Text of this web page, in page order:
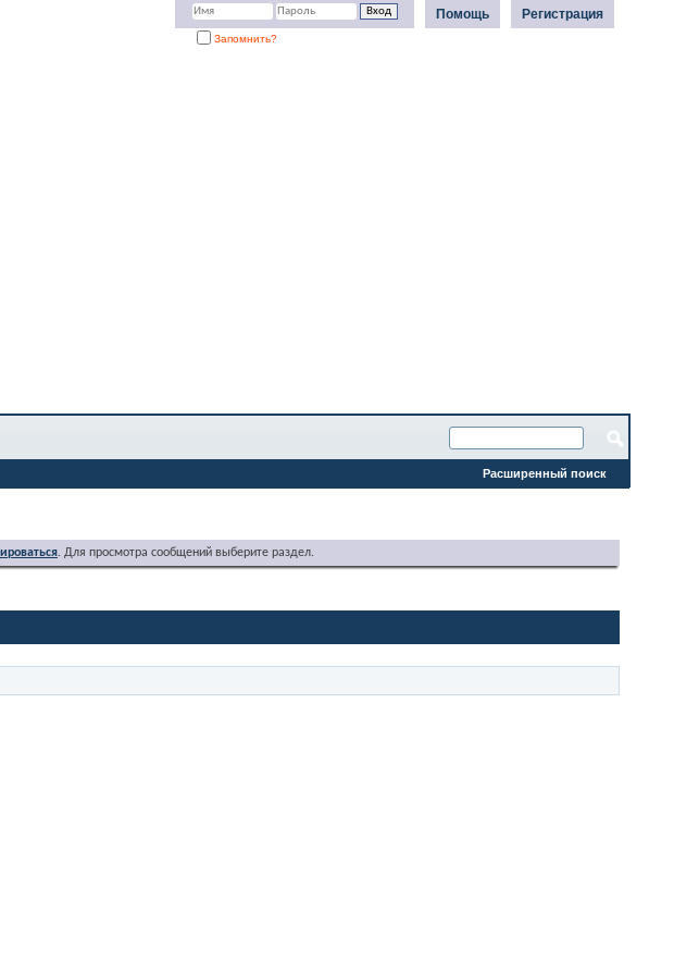
Регистрация
Помощь
Запомнить?
Расширенный поиск
. Для просмотра сообщений выберите раздел.